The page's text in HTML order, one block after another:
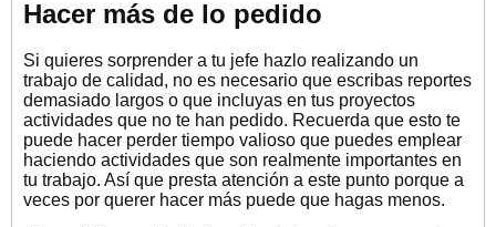
Hacer más de lo pedido
Si quieres sorprender a tu jefe hazlo realizando un
trabajo de calidad, no es necesario que escribas reportes
demasiado largos o que incluyas en tus proyectos
actividades que no te han pedido. Recuerda que esto te
puede hacer perder tiempo valioso que puedes emplear
haciendo actividades que son realmente importantes en
tu trabajo. Así que presta atención a este punto porque a
veces por querer hacer más puede que hagas menos.